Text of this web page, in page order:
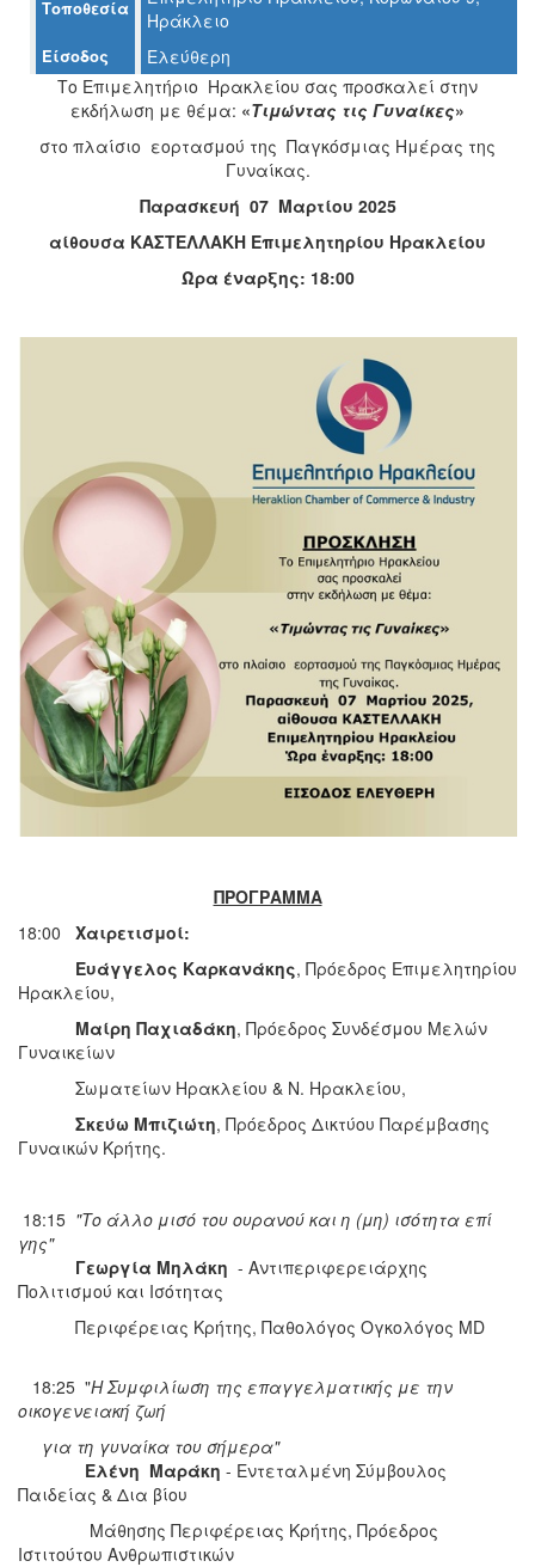
ΠΟΛΗ
Τοποθεσία
Ηράκλειο
Είσοδος
Ελεύθερη
Το Επιμελητήριο Ηρακλείου σας προσκαλεί στην
εκδήλωση με θέμα: «Τιμώντας τις Γυναίκες»
στο πλαίσιο εορτασμού της Παγκόσμιας Ημέρας της
Γυναίκας.
Παρασκευή 07 Μαρτίου 2025
αίθουσα ΚΑΣΤΕΛΛΑΚΗ Επιμελητηρίου Ηρακλείου
Ώρα έναρξης: 18:00
ΠΡΟΓΡΑΜΜΑ
18:00 Χαιρετισμοί:
Ευάγγελος Καρκανάκης, Πρόεδρος Επιμελητηρίου
Ηρακλείου,
Μαίρη Παχιαδάκη, Πρόεδρος Συνδέσμου Μελών
Γυναικείων
Σωματείων Ηρακλείου & Ν. Ηρακλείου,
Σκεύω Μπιζιώτη, Πρόεδρος Δικτύου Παρέμβασης
Γυναικών Κρήτης.
18:15 "Το άλλο μισό του ουρανού και η (μη) ισότητα επί
γης"
Γεωργία Μηλάκη - Αντιπεριφερειάρχης
Πολιτισμού και Ισότητας
Περιφέρειας Κρήτης, Παθολόγος Ογκολόγος MD
18:25 "Η Συμφιλίωση της επαγγελματικής με την
οικογενειακή ζωή
για τη γυναίκα του σήμερα"
Ελένη Μαράκη - Εντεταλμένη Σύμβουλος
Παιδείας & Δια βίου
Μάθησης Περιφέρειας Κρήτης, Πρόεδρος
Ιστιτούτου Ανθρωπιστικών